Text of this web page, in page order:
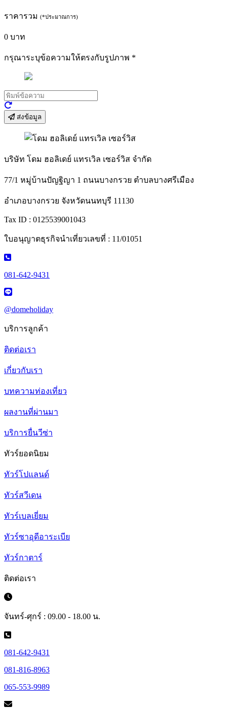
ราคารวม (*ประมาณการ)
0 บาท
กรุณาระบุข้อความให้ตรงกับรูปภาพ *
ส่งข้อมูล
บริษัท โดม ฮอลิเดย์ แทรเวิล เซอร์วิส จำกัด
77/1 หมู่บ้านปัญฐิญา 1 ถนนบางกรวย ตำบลบางศรีเมือง
อำเภอบางกรวย จังหวัดนนทบุรี 11130
Tax ID : 0125539001043
ใบอนุญาตธุรกิจนำเที่ยวเลขที่ : 11/01051
081-642-9431
@domeholiday
บริการลูกค้า
ติดต่อเรา
เกี่ยวกับเรา
บทความท่องเที่ยว
ผลงานที่ผ่านมา
บริการยื่นวีซ่า
ทัวร์ยอดนิยม
ทัวร์โปแลนด์
ทัวร์สวีเดน
ทัวร์เบลเยี่ยม
ทัวร์ซาอุดีอาระเบีย
ทัวร์กาตาร์
ติดต่อเรา
จันทร์-ศุกร์ : 09.00 - 18.00 น.
081-642-9431
081-816-8963
065-553-9989